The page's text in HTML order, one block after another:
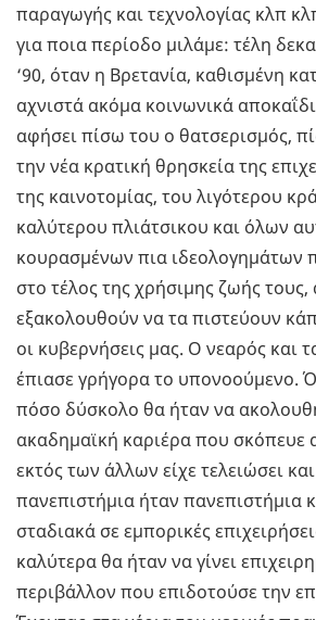
παραγωγής και τεχνολογίας κλπ
για ποια περίοδο μιλάμε: τέλη
‘90, όταν η Βρετανία, καθισμένη
αχνιστά ακόμα κοινωνικά
αφήσει πίσω του ο θατσερισμός,
την νέα κρατική θρησκεία της
της καινοτομίας, του λιγότερου
καλύτερου πλιάτσικου και όλων
κουρασμένων πια ιδεολογημάτων
στο τέλος της χρήσιμης ζωής τους,
εξακολουθούν να τα πιστεύουν
οι κυβερνήσεις μας. Ο νεαρός και
έπιασε γρήγορα το υπονοούμενο.
πόσο δύσκολο θα ήταν να
ακαδημαϊκή καριέρα που σκόπευε
εκτός των άλλων είχε τελειώσει
πανεπιστήμια ήταν πανεπιστήμια
σταδιακά σε εμπορικές
καλύτερα θα ήταν να γίνει
περιβάλλον που επιδοτούσε την